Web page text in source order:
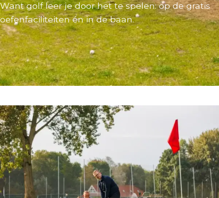
Want golf leer je door het te spelen: op de gratis
oefenfaciliteiten én in de baan.